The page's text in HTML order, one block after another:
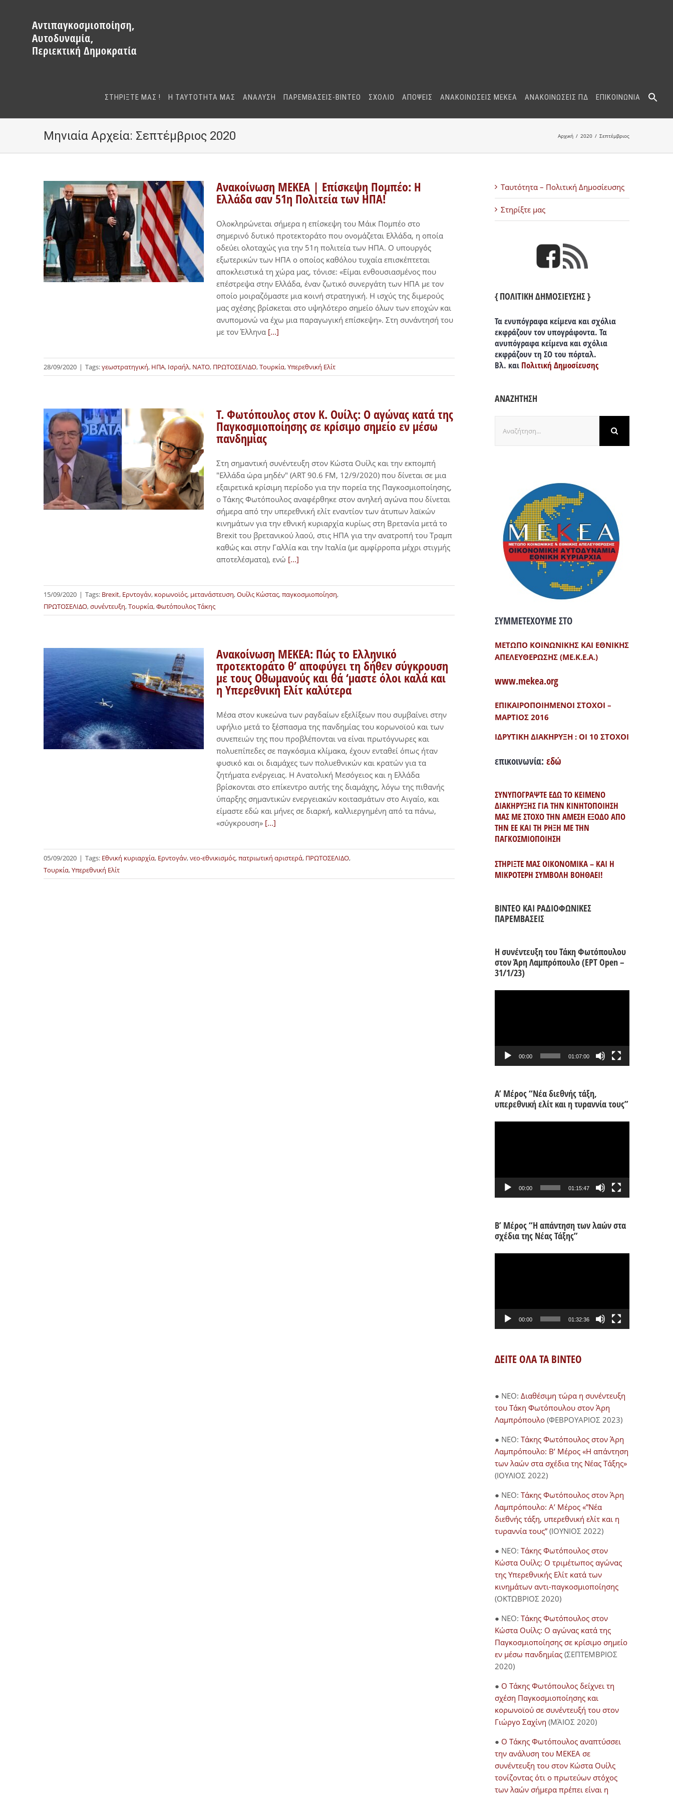
περιεχόμενο
ΣΤΗΡΙΞΤΕ ΜΑΣ ! Η ΤΑΥΤΟΤΗΤΑ ΜΑΣ ΑΝΑΛΥΣΗ ΠΑΡΕΜΒΑΣΕΙΣ-BINTEO ΣΧΟΛΙΟ ΑΠΟΨΕΙΣ ΑΝΑΚΟΙΝΩΣΕΙΣ ΜΕΚΕΑ ΑΝΑΚΟΙΝΩΣΕΙΣ ΠΔ ΕΠΙΚΟΙΝΩΝΙΑ
Μηνιαία Αρχεία: Σεπτέμβριος 2020 Αρχική 2020 Σεπτέμβριος
Ανακοίνωση ΜΕΚΕΑ | Επίσκεψη Πομπέο: Η
Ελλάδα σαν 51η Πολιτεία των ΗΠΑ!
Ολοκληρώνεται σήμερα η επίσκεψη του Μάικ Πομπέο στο
σημερινό δυτικό προτεκτοράτο που ονομάζεται Ελλάδα, η οποία
οδεύει ολοταχώς για την 51η πολιτεία των ΗΠΑ. Ο υπουργός
εξωτερικών των ΗΠΑ ο οποίος καθόλου τυχαία επισκέπτεται
αποκλειστικά τη χώρα μας, τόνισε: «Είμαι ενθουσιασμένος που
επέστρεψα στην Ελλάδα, έναν ζωτικό συνεργάτη των ΗΠΑ με τον
οποίο μοιραζόμαστε μια κοινή στρατηγική. Η ισχύς της διμερούς
μας σχέσης βρίσκεται στο υψηλότερο σημείο όλων των εποχών και
ανυπομονώ να έχω μια παραγωγική επίσκεψη». Στη συνάντησή του
με τον Έλληνα [...]
28/09/2020 | Tags:γεωστρατηγική, ΗΠΑ, Ισραήλ, ΝΑΤΟ, ΠΡΩΤΟΣΕΛΙΔΟ,Τουρκία,Υπερεθνική Ελίτ
Τ. Φωτόπουλος στον Κ. Ουίλς: Ο αγώνας κατά της
Παγκοσμιοποίησης σε κρίσιμο σημείο εν μέσω
πανδημίας
Στη σημαντική συνέντευξη στον Κώστα Ουίλς και την εκπομπή
"Ελλάδα ώρα μηδέν" (ART 90.6 FM, 12/9/2020) που δίνεται σε μια
εξαιρετικά κρίσιμη περίοδο για την πορεία της Παγκοσμιοποίησης,
ο Τάκης Φωτόπουλος αναφέρθηκε στον ανηλεή αγώνα που δίνεται
σήμερα από την υπερεθνική ελίτ εναντίον των άτυπων λαϊκών
κινημάτων για την εθνική κυριαρχία κυρίως στη Βρετανία μετά το
Brexit του βρετανικού λαού, στις ΗΠΑ για την ανατροπή του Τραμπ
καθώς και στην Γαλλία και την Ιταλία (με αμφίρροπα μέχρι στιγμής
αποτελέσματα), ενώ [...]
15/09/2020 | Tags: Brexit, Ερντογάν, κορωνοϊός, μετανάστευση,Ουίλς Κώστας,παγκοσμιοποίηση,
ΠΡΩΤΟΣΕΛΙΔΟ,συνέντευξη,Τουρκία,Φωτόπουλος Τάκης
Ανακοίνωση ΜΕΚΕΑ: Πώς το Ελληνικό
προτεκτοράτο θ’ αποφύγει τη δήθεν σύγκρουση
με τους Οθωμανούς και θά ‘μαστε όλοι καλά και
η Υπερεθνική Ελίτ καλύτερα
Μέσα στον κυκεώνα των ραγδαίων εξελίξεων που συμβαίνει στην
υφήλιο μετά το ξέσπασμα της πανδημίας του κορωνοϊού και των
συνεπειών της που προβλέπονται να είναι πρωτόγνωρες και
πολυεπίπεδες σε παγκόσμια κλίμακα, έχουν ενταθεί όπως ήταν
φυσικό και οι διαμάχες των πολυεθνικών και κρατών για τα
ζητήματα ενέργειας. Η Ανατολική Μεσόγειος και η Ελλάδα
βρίσκονται στο επίκεντρο αυτής της διαμάχης, λόγω της πιθανής
ύπαρξης σημαντικών ενεργειακών κοιτασμάτων στο Αιγαίο, και
είμαστε εδώ και μήνες σε διαρκή, καλλιεργημένη από τα πάνω,
«σύγκρουση» [...]
05/09/2020 | Tags: Εθνική κυριαρχία, Ερντογάν,νεο-εθνικισμός,πατριωτική αριστερά, ΠΡΩΤΟΣΕΛΙΔΟ,
Τουρκία,Υπερεθνική Ελίτ
Ταυτότητα – Πολιτική Δημοσίευσης
Στηρίξτε μας
{ ΠΟΛΙΤΙΚΗ ΔΗΜΟΣΙΕΥΣΗΣ }
Τα ενυπόγραφα κείμενα και σχόλια
εκφράζουν τον υπογράφοντα. Τα
ανυπόγραφα κείμενα και σχόλια
εκφράζουν τη ΣΟ του πόρταλ.
Βλ. και Πολιτική Δημοσίευσης
ΑΝΑΖΗΤΗΣΗ
για:
ΣΥΜΜΕΤΕΧΟΥΜΕ ΣΤΟ
ΜΕΤΩΠΟ ΚΟΙΝΩΝΙΚΗΣ ΚΑΙ ΕΘΝΙΚΗΣ
ΑΠΕΛΕΥΘΕΡΩΣΗΣ (ΜΕ.Κ.Ε.Α.)
www.mekea.org
ΕΠΙΚΑΙΡΟΠΟΙΗΜΕΝΟΙ ΣΤΟΧΟΙ –
ΜΑΡΤΙΟΣ 2016
ΙΔΡΥΤΙΚΗ ΔΙΑΚΗΡΥΞΗ : ΟΙ 10 ΣΤΟΧΟΙ
επικοινωνία: εδώ
ΣΥΝΥΠΟΓΡΑΨΤΕ ΕΔΩ ΤΟ ΚΕΙΜΕΝΟ
ΔΙΑΚΗΡΥΞΗΣ ΓΙΑ ΤΗΝ ΚΙΝΗΤΟΠΟΙΗΣΗ
ΜΑΣ ΜΕ ΣΤΟΧΟ ΤΗΝ ΑΜΕΣΗ ΕΞΟΔΟ ΑΠΟ
ΤΗΝ ΕΕ ΚΑΙ ΤΗ ΡΗΞΗ ΜΕ ΤΗΝ
ΠΑΓΚΟΣΜΙΟΠΟΙΗΣΗ
ΣΤΗΡΙΞΤΕ ΜΑΣ ΟΙΚΟΝΟΜΙΚΑ – ΚΑΙ Η
ΜΙΚΡΟΤΕΡΗ ΣΥΜΒΟΛΗ ΒΟΗΘΑΕΙ!
ΒΙΝΤΕΟ ΚΑΙ ΡΑΔΙΟΦΩΝΙΚΕΣ
ΠΑΡΕΜΒΑΣΕΙΣ
Η συνέντευξη του Τάκη Φωτόπουλου
στον Άρη Λαμπρόπουλο (ΕΡΤ Open –
31/1/23)
00:00 01:07:00
Α’ Μέρος “Νέα διεθνής τάξη,
υπερεθνική ελίτ και η τυραννία τους”
00:00 01:15:47
Β’ Μέρος “Η απάντηση των λαών στα
σχέδια της Νέας Τάξης”
00:00 01:32:36
ΔΕΙΤΕ ΟΛΑ ΤΑ ΒΙΝΤΕΟ
● NEO: Διαθέσιμη τώρα η συνέντευξη
του Τάκη Φωτόπουλου στον Άρη
Λαμπρόπουλο(ΦΕΒΡΟΥΑΡΙΟΣ 2023)
● NEO: Τάκης Φωτόπουλος στον Άρη
Λαμπρόπουλο: Β’ Μέρος «Η απάντηση
των λαών στα σχέδια της Νέας Τάξης»
(ΙΟΥΛΙΟΣ 2022)
● NEO: Τάκης Φωτόπουλος στον Άρη
Λαμπρόπουλο: Α’ Μέρος «”Νέα
διεθνής τάξη, υπερεθνική ελίτ και η
τυραννία τους” (ΙΟΥΝΙΟΣ 2022)
● NEO: Τάκης Φωτόπουλος στον
Κώστα Ουίλς: Ο τριμέτωπος αγώνας
της Υπερεθνικής Ελίτ κατά των
κινημάτων αντι-παγκοσμιοποίησης
(ΟΚΤΩΒΡΙΟΣ 2020)
● NEO: Τάκης Φωτόπουλος στον
Κώστα Ουίλς: Ο αγώνας κατά της
Παγκοσμιοποίησης σε κρίσιμο σημείο
εν μέσω πανδημίας (ΣΕΠΤΕΜΒΡΙΟΣ
2020)
● Ο Τάκης Φωτόπουλος δείχνει τη
σχέση Παγκοσμιοποίησης και
κορωνοϊού σε συνέντευξή του στον
Γιώργο Σαχίνη (ΜΆΙΟΣ 2020)
● O Τάκης Φωτόπουλος αναπτύσσει
την ανάλυση του ΜΕΚΕΑ σε
συνέντευξη του στον Κώστα Ουίλς
τονίζοντας ότι ο πρωτεύων στόχος
των λαών σήμερα πρέπει είναι η